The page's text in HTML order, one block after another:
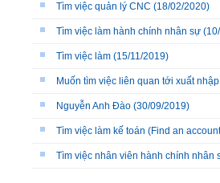
Tìm việc quản lý CNC (18/02/2020)
Tìm việc làm hành chính nhân sự
Tìm việc làm (15/11/2019)
Muốn tìm việc liên quan tới xuất
Nguyễn Anh Đào (30/09/2019)
Tìm việc làm kế toán (Find an
Tìm việc nhân viên hành chính nhân